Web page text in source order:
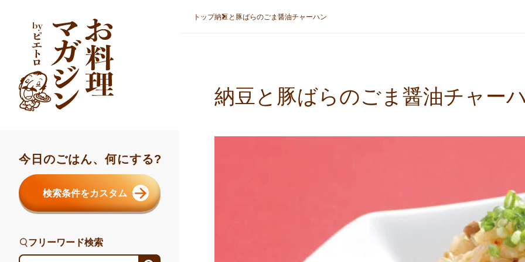
今日のごはん、何にする?
検索条件をカスタム
フリーワード検索
トップ納豆と豚ばらのごま醤油チャーハン
納豆と豚ばらのごま醤油チャー